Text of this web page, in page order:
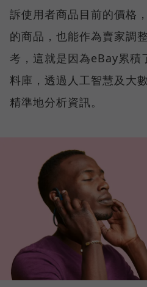
訴使用者商品目前的價格
的商品，也能作為賣家調
考，這就是因為eBay累積
料庫，透過人工智慧及大
精準地分析資訊。